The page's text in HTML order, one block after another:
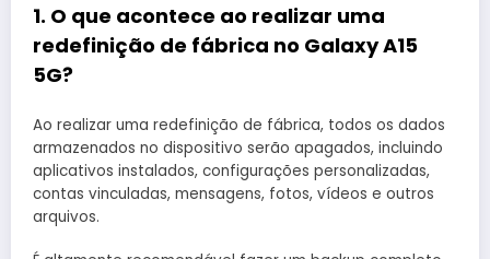
1. O que acontece ao realizar uma
redefinição de fábrica no Galaxy A15
5G?
Ao realizar uma redefinição de fábrica, todos os dados
armazenados no dispositivo serão apagados, incluindo
aplicativos instalados, configurações personalizadas,
contas vinculadas, mensagens, fotos, vídeos e outros
arquivos.